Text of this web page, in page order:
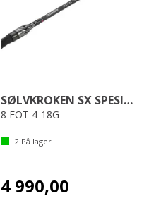
SØLVKROKEN SX SPESIAL 40 LIMITED EDITION
8 FOT 4-18G
2På lager
4 990,00